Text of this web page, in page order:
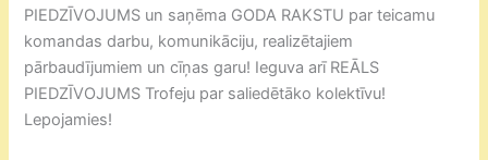
PIEDZĪVOJUMS un saņēma GODA RAKSTU par teicamu
komandas darbu, komunikāciju, realizētajiem
pārbaudījumiem un cīņas garu! Ieguva arī REĀLS
PIEDZĪVOJUMS Trofeju par saliedētāko kolektīvu!
Lepojamies!